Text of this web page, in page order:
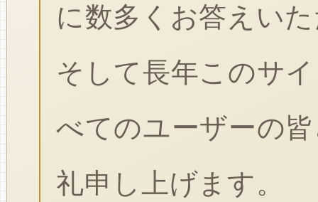
に数多くお答えい
そして長年このサ
べてのユーザーの
礼申し上げます。